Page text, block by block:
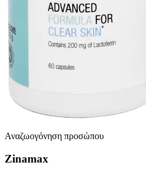
Αναζωογόνηση προσώπου
Zinamax